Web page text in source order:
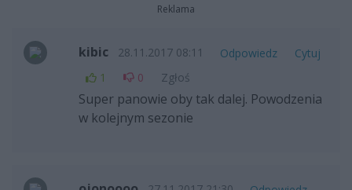
Reklama
kibic 28.11.2017 08:11 Odpowiedz
Cytuj
1
0 Zgłoś
Super panowie oby tak dalej. Powodzenia
w kolejnym sezonie